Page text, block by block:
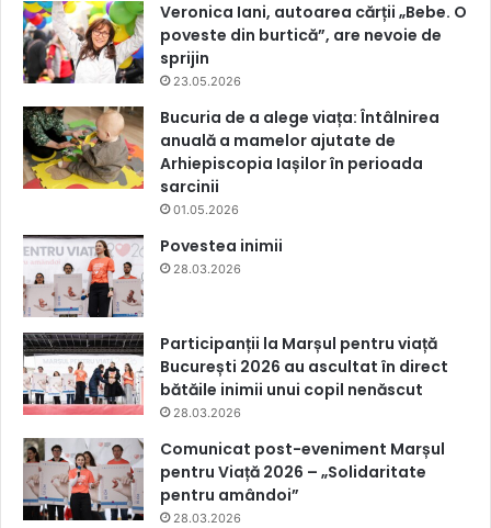
Veronica Iani, autoarea cărții „Bebe. O
poveste din burtică”, are nevoie de
sprijin
23.05.2026
Bucuria de a alege viața: Întâlnirea
anuală a mamelor ajutate de
Arhiepiscopia Iașilor în perioada
sarcinii
01.05.2026
Povestea inimii
28.03.2026
Participanții la Marșul pentru viață
București 2026 au ascultat în direct
bătăile inimii unui copil nenăscut
28.03.2026
Comunicat post-eveniment Marșul
pentru Viață 2026 – „Solidaritate
pentru amândoi”
28.03.2026